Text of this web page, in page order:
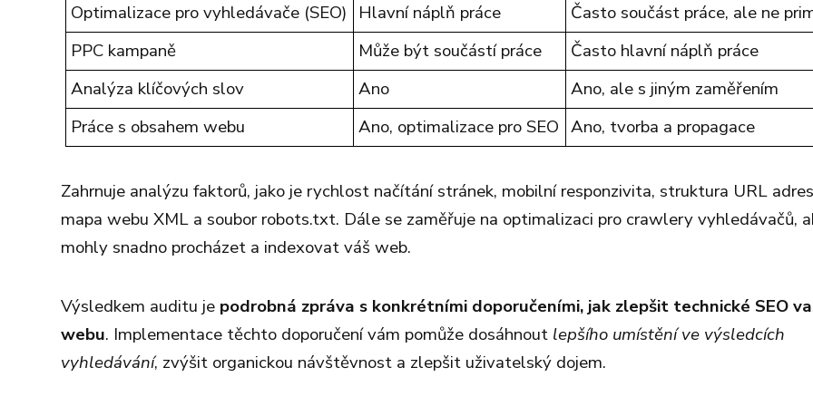
Optimalizace pro vyhledávače (SEO)
Hlavní náplň práce
Často součást práce, ale ne
PPC kampaně
Může být součástí práce
Často hlavní náplň práce
Analýza klíčových slov
Ano
Ano, ale s jiným zaměřením
Práce s obsahem webu
Ano, optimalizace pro SEO Ano, tvorba a propagace
Zahrnuje analýzu faktorů, jako je rychlost načítání stránek, mobilní responzivita, struktura URL
mapa webu XML a soubor robots.txt. Dále se zaměřuje na optimalizaci pro crawlery vyhledávačů,
mohly snadno procházet a indexovat váš web.
Výsledkem auditu je podrobná zpráva s konkrétními doporučeními, jak zlepšit technické SEO
webu. Implementace těchto doporučení vám pomůže dosáhnout lepšího umístění ve výsledcích
vyhledávání, zvýšit organickou návštěvnost a zlepšit uživatelský dojem.